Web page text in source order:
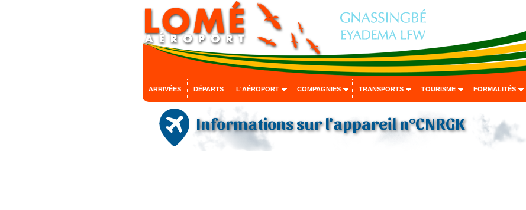
ARRIVÉES DÉPARTS L'AÉROPORT COMPAGNIES TRANSPORTS TOURISME FORMALITÉS
Informations sur l'appareil n°CNRGK